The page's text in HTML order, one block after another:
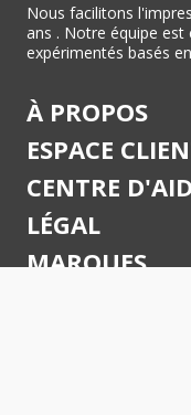
Nous facilitons
ans . Notre équipe
expérimentés basés
À PROPOS
ESPACE
CENTRE
LÉGAL
MARQUES